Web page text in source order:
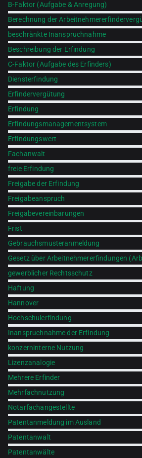
B-Faktor (Aufgabe & Anregung)
Berechnung der
beschränkte Inanspruchnahme
Beschreibung der Erfindung
C-Faktor (Aufgabe des Erfinders)
Diensterfindung
Erfindervergütung
Erfindung
Erfindungsmanagementsystem
Erfindungswert
Fachanwalt
freie Erfindung
Freigabe der Erfindung
Freigabeanspruch
Freigabevereinbarungen
Frist
Gebrauchsmusteranmeldung
Gesetz über Arbeitnehmererfindungen
gewerblicher Rechtsschutz
Haftung
Hannover
Hochschulerfindung
Inanspruchnahme der Erfindung
konzerninterne Nutzung
Lizenzanalogie
Mehrere Erfinder
Mehrfachnutzung
Notarfachangestellte
Patentanmeldung im Ausland
Patentanwalt
Patentanwälte